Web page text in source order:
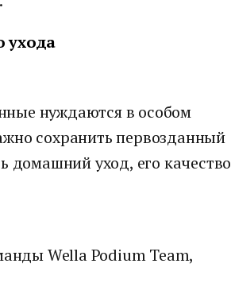
ухода
нуждаются в особом
сохранить первозданный
домашний уход, его качество
Wella Podium Team,